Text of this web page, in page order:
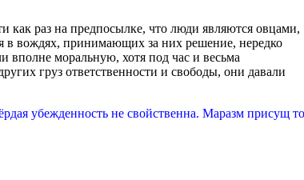
как раз на предпосылке, что люди являются овцами,
вождях, принимающих за них решение, нередко
моральную, хотя под час и весьма
груз ответственности и свободы, они давали
убежденность не свойственна. Маразм присущ